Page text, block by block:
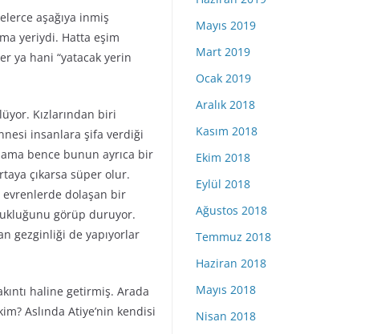
aşağıya inmiş
yeriydi. Hatta eşim
ya hani “yatacak yerin
Kızlarından biri
insanlara şifa verdiği
bence bunun ayrıca bir
çıkarsa süper olur.
evrenlerde dolaşan bir
görüp duruyor.
gezginliği de yapıyorlar
haline getirmiş. Arada
Aslında Atiye’nin kendisi
Mayıs 2019
Mart 2019
Ocak 2019
Aralık 2018
Kasım 2018
Ekim 2018
Eylül 2018
Ağustos 2018
Temmuz 2018
Haziran 2018
Mayıs 2018
Nisan 2018